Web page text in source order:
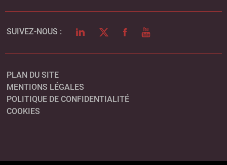
SUIVEZ-NOUS : LINKEDINTWITTERFACEBOOK
YOUTUBE
PLAN DU SITE
MENTIONS LÉGALES
POLITIQUE DE CONFIDENTIALITÉ
COOKIES